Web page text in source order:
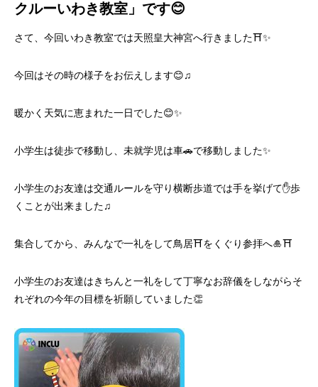
クルーいわき教室」です😊
さて、今回いわき教室では天照皇大神宮へ行きました⛩✨
今回はその時の様子をお伝えします😊♫
暖かく天気に恵まれた一日でした😊✨
小学生は徒歩で移動し、未就学児は車🚗で移動しました✨
小学生のお友達は交通ルールを守り横断歩道では手を挙げて✋歩
くことが出来ました♫
集合してから、みんなで一礼をして鳥居⛩をくぐり参拝へ🎍⛩
小学生のお友達はきちんと一礼をして丁寧なお辞儀をしながらそ
れぞれの今年の目標を祈願していました👏